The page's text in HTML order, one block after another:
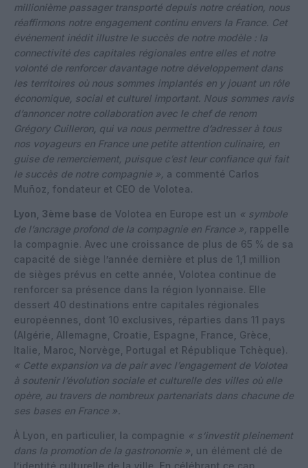
millionième passager transporté depuis notre création, nous
réaffirmons notre engagement continu envers la France. Cet
événement inédit illustre le succès de notre modèle : la
connectivité des capitales régionales entre elles et notre
volonté de renforcer davantage notre développement dans
les territoires où nous sommes implantés en y jouant un rôle
économique, social et culturel important. Nous sommes ravis
d’annoncer notre collaboration avec le chef de renom
Grégory Cuilleron, qui va nous permettre d’adresser à tous
nos voyageurs en France une petite attention culinaire, en
guise de remerciement, puisque c’est leur confiance qui fait
le succès de notre compagnie », a commenté Carlos
Muñoz, fondateur et CEO de Volotea.
Lyon 3ème base de Volotea en Europe est un « symbole
de l’ancrage profond de la compagnie en France », rappelle
la compagnie. Avec une croissance de plus de 65 % de sa
capacité de siège l’année dernière et plus de 1,1 million
de sièges prévus en cette année, Volotea continue de
renforcer sa présence dans la région lyonnaise. Elle
dessert 40 destinations entre capitales régionales
européennes, dont 10 exclusives, réparties dans 11 pays
(Algérie, Allemagne, Croatie, Espagne, France, Grèce,
Italie, Maroc, Norvège, Portugal et République Tchèque).
« Cette expansion va de pair avec l’engagement de Volotea
à soutenir l’évolution sociale et culturelle des villes où elle
opère, au travers de nombreux partenariats dans chacune de
ses bases en France ».
À Lyon, en particulier, la compagnie « s’investit pleinement
dans la promotion de la gastronomie » , un élément clé de
l’identité culturelle de la ville. En célébrant ce cap